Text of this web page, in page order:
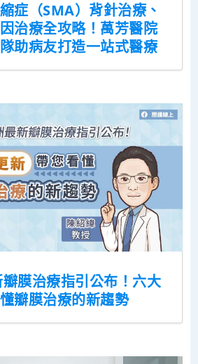
症（SMA）背針治療、
治療全攻略！萬芳醫院
助病友打造一站式醫療
膜治療指引公布！六大
瓣膜治療的新趨勢